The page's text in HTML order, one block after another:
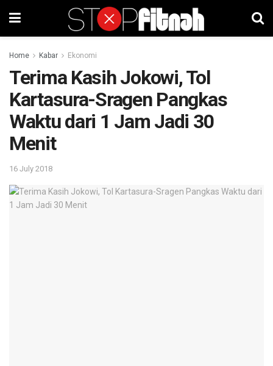
Home Kabar Ekonomi
Terima Kasih Jokowi, Tol
Kartasura-Sragen Pangkas
Waktu dari 1 Jam Jadi 30
Menit
16 July 2018